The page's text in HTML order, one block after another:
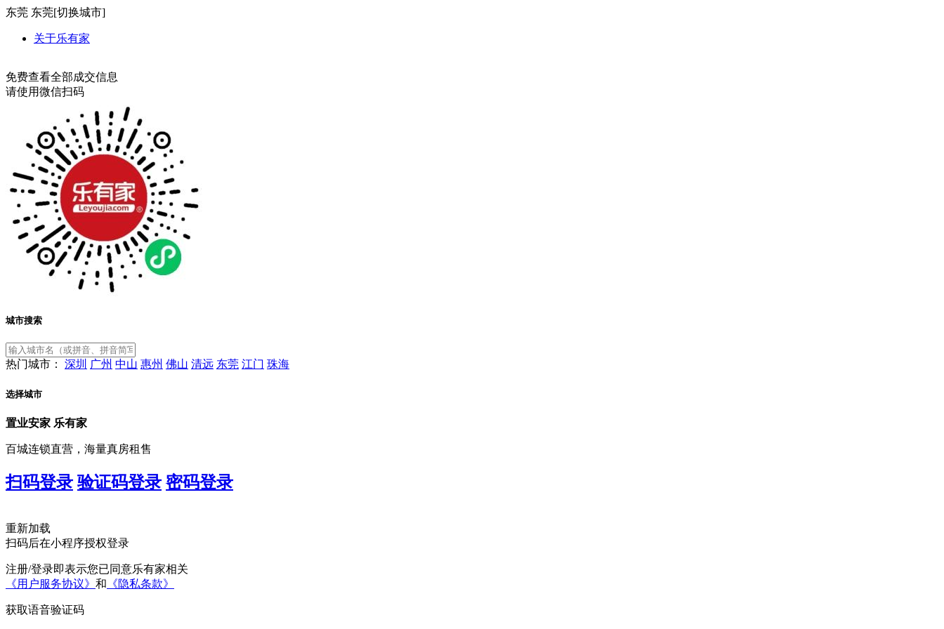
东莞 东莞[切换城市]
关于乐有家
免费查看全部成交信息
请使用微信扫码
城市搜索
热门城市： 深圳 广州 中山 惠州 佛山 清远 东莞 江门 珠海
选择城市
置业安家 乐有家
百城连锁直营，海量真房租售
扫码登录 验证码登录 密码登录
重新加载
扫码后在小程序授权登录
注册/登录即表示您已同意乐有家相关
《用户服务协议》 和 《隐私条款》
获取语音验证码